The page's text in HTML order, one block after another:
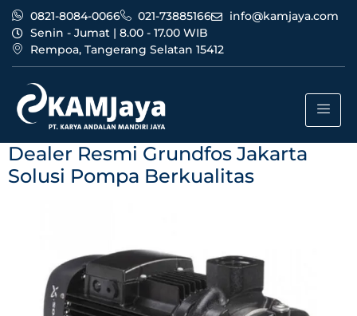
0821-8084-0066 021-73885166
info@kamjaya.com
Senin - Jumat | 8.00 - 17.00 WIB
Rempoa, Tangerang Selatan 15412
Tag:
grundfos jakarta bogor
Dealer Resmi Grundfos Jakarta
Solusi Pompa Berkualitas